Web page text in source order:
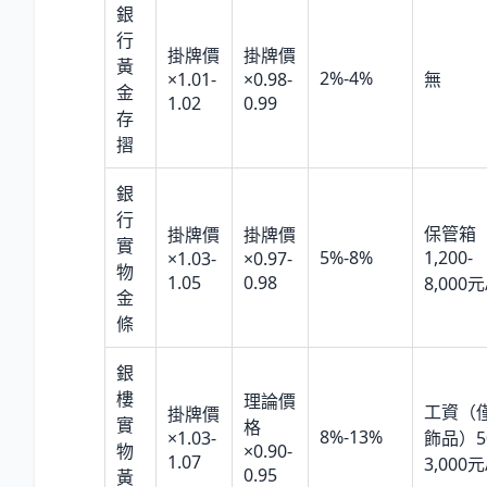
銀
行
黃
金
存
摺
掛牌價
×1.01-
1.02
掛牌價
×0.98-
0.99
2%-4% 無
銀
行
實
物
金
條
掛牌價
×1.03-
1.05
掛牌價
×0.97-
0.98
5%-8%
保管箱
1,200-
8,000
銀
樓
實
物
黃
掛牌價
×1.03-
1.07
理論價
格
×0.90-
0.95
8%-13%
工資（
飾品）
3,000